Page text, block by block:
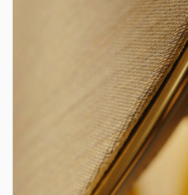
Afbeelding van evenement